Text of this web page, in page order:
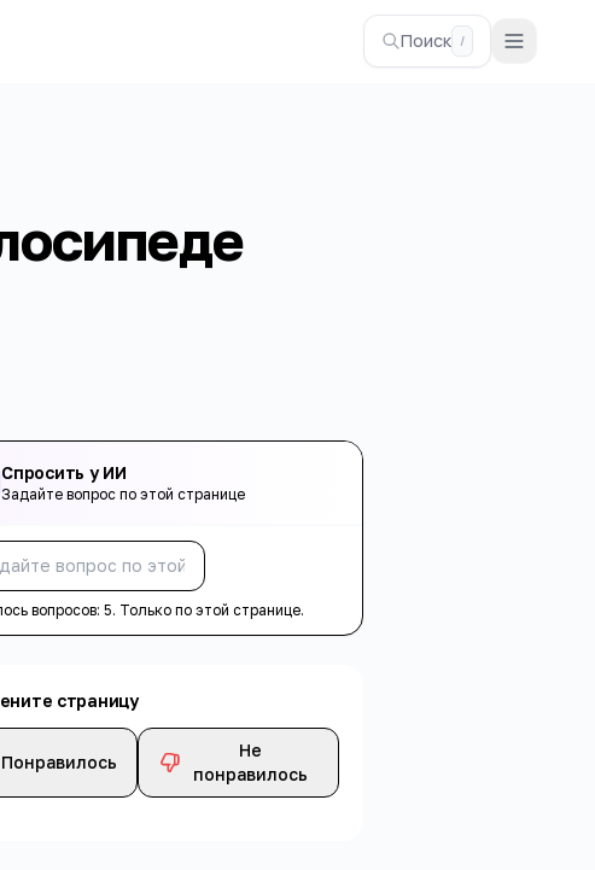
Поиск /
Спросить у ИИ
Задайте вопрос по этой странице
вопросов:5. Только по этой странице.
страницу
Понравилось
Не
понравилось